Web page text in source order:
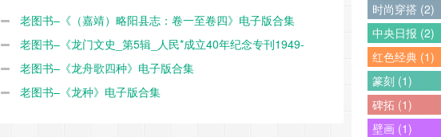
老图书–《（嘉靖）略阳县志：卷一至卷四》电子版合集
老图书–《龙门文史_第5辑_人民*成立40年纪念专刊1949-
1989》电子版合集
老图书–《龙舟歌四种》电子版合集
老图书–《龙种》电子版合集
时尚穿搭 (2)
中央日报 (2)
红色经典 (1)
篆刻 (1)
碑拓 (1)
壁画 (1)